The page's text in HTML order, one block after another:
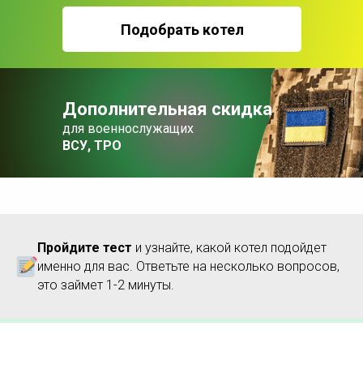
Подобрать котел
для военнослужащих
ВСУ, ТРО
Дополнительная скидка
Пройдите тест и узнайте, какой котел подойдет
именно для вас. Ответьте на несколько вопросов,
это займет 1-2 минуты.